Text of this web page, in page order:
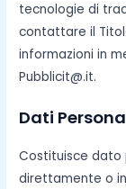
tecnologie di
contattare il
informazioni in
Pubblicit@.it.
Dati
Costituisce dato
direttamente o